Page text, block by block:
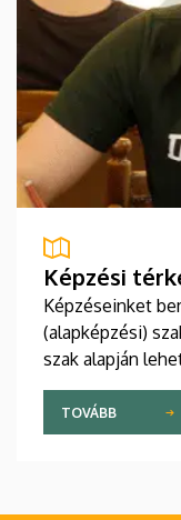
Képzési
Képzéseinket
(alapképzési)
szak alapján
TOVÁBB